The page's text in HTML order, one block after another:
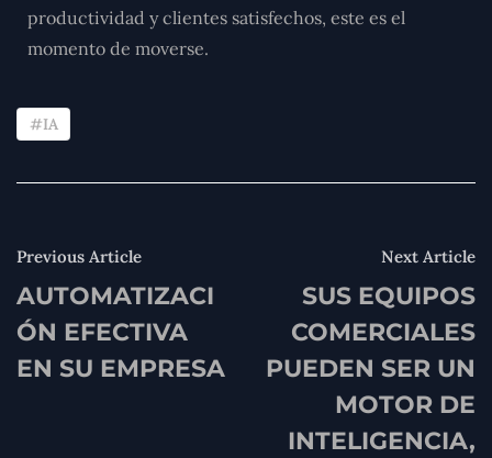
productividad y clientes satisfechos, este es el
momento de moverse.
IA
Previous Article
AUTOMATIZACI
ÓN EFECTIVA
EN SU EMPRESA
Next Article
SUS EQUIPOS
COMERCIALES
PUEDEN SER UN
MOTOR DE
INTELIGENCIA,